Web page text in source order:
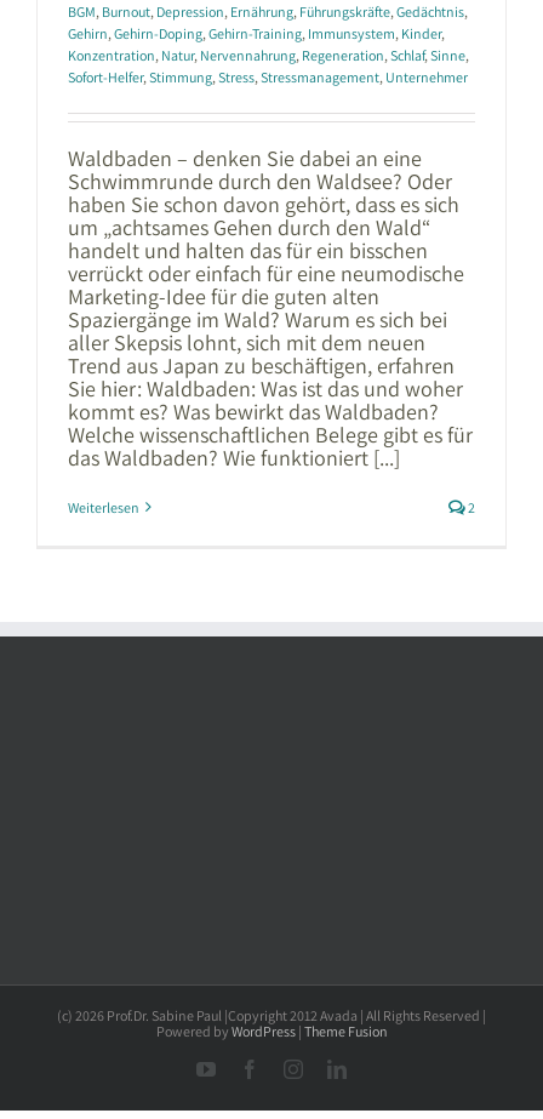
BGM, Burnout, Depression, Ernährung, Führungskräfte, Gedächtnis,
Gehirn, Gehirn-Doping, Gehirn-Training, Immunsystem, Kinder,
Konzentration, Natur, Nervennahrung, Regeneration, Schlaf, Sinne,
Sofort-Helfer, Stimmung, Stress, Stressmanagement, Unternehmer
Waldbaden – denken Sie dabei an eine
Schwimmrunde durch den Waldsee? Oder
haben Sie schon davon gehört, dass es sich
um „achtsames Gehen durch den Wald“
handelt und halten das für ein bisschen
verrückt oder einfach für eine neumodische
Marketing-Idee für die guten alten
Spaziergänge im Wald? Warum es sich bei
aller Skepsis lohnt, sich mit dem neuen
Trend aus Japan zu beschäftigen, erfahren
Sie hier: Waldbaden: Was ist das und woher
kommt es? Was bewirkt das Waldbaden?
Welche wissenschaftlichen Belege gibt es für
das Waldbaden? Wie funktioniert [...]
Weiterlesen 2
(c) 2026 Prof.Dr. Sabine Paul |Copyright 2012 Avada | All Rights Reserved |
Powered by WordPress| Theme Fusion
YouTubeFacebookInstagramLinkedIn